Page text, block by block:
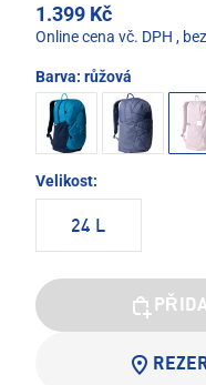
1.399 Kč
Online cena vč. DPH , bez
Barva: růžová
Velikost:
24 L